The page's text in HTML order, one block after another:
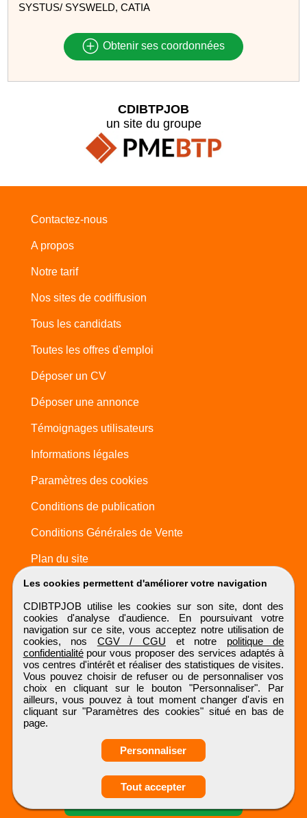
Obtenir ses
coordonnées
SYSTUS/ SYSWELD, CATIA
Obtenir ses coordonnées
Les cookies permettent d'améliorer votre navigation
CDIBTPJOB utilise les cookies sur son site, dont des
cookies d'analyse d'audience. En poursuivant votre
navigation sur ce site, vous acceptez notre utilisation de
cookies, nos CGV / CGU et notre politique de
confidentialitépour vous proposer des services adaptés à
vos centres d'intérêt et réaliser des statistiques de visites.
Vous pouvez choisir de refuser ou de personnaliser vos
choix en cliquant sur le bouton "Personnaliser". Par
ailleurs, vous pouvez à tout moment changer d'avis en
cliquant sur "Paramètres des cookies" situé en bas de
page.
Personnaliser
Tout accepter
CDIBTPJOB
un site du groupe
Contactez-nous
A propos
Notre tarif
Nos sites de codiffusion
Tous les candidats
Toutes les offres d'emploi
Déposer un CV
Déposer une annonce
Témoignages utilisateurs
Informations légales
Paramètres des cookies
Conditions de publication
Conditions Générales de Vente
Plan du site
CDIBTPJOB
Tous droits réservés © 1999 - 2026